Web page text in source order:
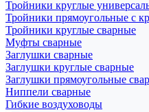
Тройники круглые
Тройники прямоугольные с
Тройники круглые сварные
Муфты сварные
Заглушки сварные
Заглушки круглые сварные
Заглушки прямоугольные
Ниппели сварные
Гибкие воздуховоды